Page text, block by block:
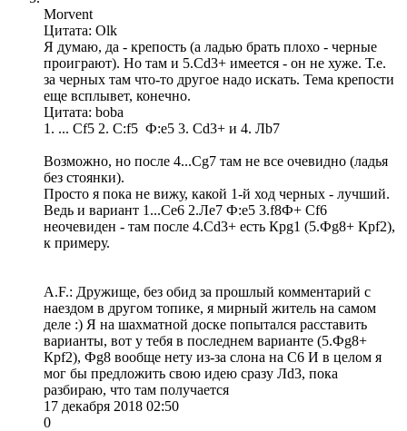
Morvent
Цитата: Olk
Я думаю, да - крепость (а ладью брать плохо - черные
проиграют). Но там и 5.Сd3+ имеется - он не хуже. Т.е.
за черных там что-то другое надо искать. Тема крепости
еще всплывет, конечно.
Цитата: boba
1. ... Cf5 2. C:f5 Ф:e5 3. Сd3+ и 4. Лb7
Возможно, но после 4...Сg7 там не все очевидно (ладья
без стоянки).
Просто я пока не вижу, какой 1-й ход черных - лучший.
Ведь и вариант 1...Сe6 2.Лe7 Ф:e5 3.f8Ф+ Сf6
неочевиден - там после 4.Сd3+ есть Крg1 (5.Фg8+ Крf2),
к примеру.
A.F.: Дружище, без обид за прошлый комментарий с
наездом в другом топике, я мирный житель на самом
деле :) Я на шахматной доске попытался расставить
варианты, вот у тебя в последнем варианте (5.Фg8+
Крf2), Фg8 вообще нету из-за слона на C6 И в целом я
мог бы предложить свою идею сразу Лd3, пока
разбираю, что там получается
17 декабря 2018 02:50
0